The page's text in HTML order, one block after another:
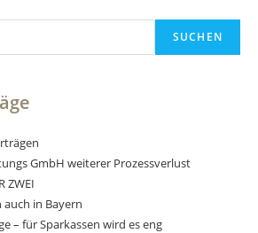
SUCHEN
GmbH weiterer Prozessverlust
ZWEI
in Bayern
– für Sparkassen wird es eng